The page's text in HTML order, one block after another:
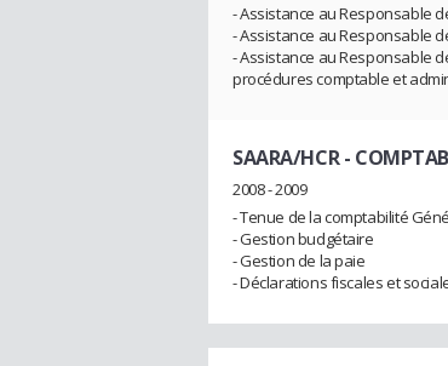
- Assistance au Responsable
- Assistance au Responsable
- Assistance au Responsable
procédures comptable et
SAARA/HCR-
2008 - 2009
- Tenue de la comptabilité
- Gestion budgétaire
- Gestion de la paie
- Déclarations fiscales et